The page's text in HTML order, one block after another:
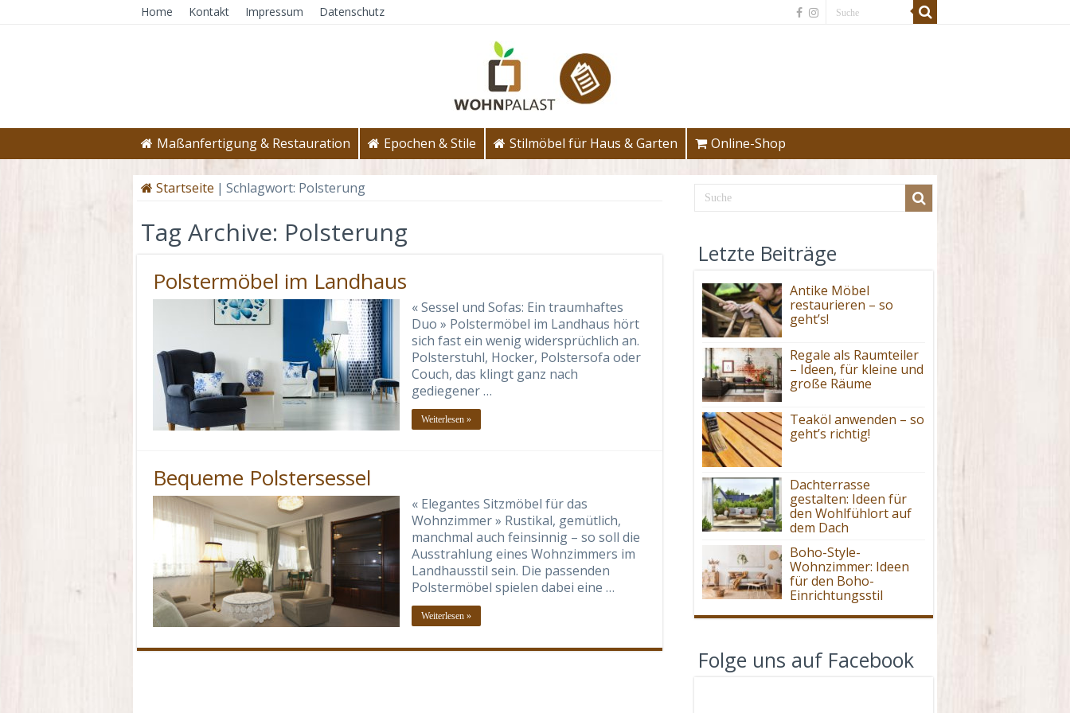
Home Kontakt Impressum Datenschutz
Maßanfertigung & Restauration Epochen & Stile Stilmöbel für Haus & Garten Online-Shop
Startseite | Schlagwort: Polsterung
Tag Archive: Polsterung
Polstermöbel im Landhaus
« Sessel und Sofas: Ein traumhaftes
Duo » Polstermöbel im Landhaus hört
sich fast ein wenig widersprüchlich an.
Polsterstuhl, Hocker, Polstersofa oder
Couch, das klingt ganz nach
gediegener …
Weiterlesen »
Bequeme Polstersessel
« Elegantes Sitzmöbel für das
Wohnzimmer » Rustikal, gemütlich,
manchmal auch feinsinnig – so soll die
Ausstrahlung eines Wohnzimmers im
Landhausstil sein. Die passenden
Polstermöbel spielen dabei eine …
Weiterlesen »
Letzte Beiträge
Antike Möbel
restaurieren – so
geht’s!
Regale als Raumteiler
– Ideen, für kleine und
große Räume
Teaköl anwenden – so
geht’s richtig!
Dachterrasse
gestalten: Ideen für
den Wohlfühlort auf
dem Dach
Boho-Style-
Wohnzimmer: Ideen
für den Boho-
Einrichtungsstil
Folge uns auf Facebook